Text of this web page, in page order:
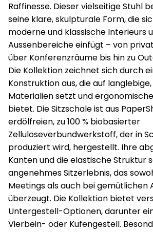
Raffinesse. Dieser vielseitige Stuhl
seine klare, skulpturale Form, die
moderne und klassische Interieurs
Aussenbereiche einfügt – von
über Konferenzräume bis hin zu
Die Kollektion zeichnet sich durch
Konstruktion aus, die auf
Materialien setzt und
bietet. Die Sitzschale ist aus
erdölfreien, zu 100 % biobasierter
Zelluloseverbundwerkstoff, der in
produziert wird, hergestellt. Ihre
Kanten und die elastische Struktur
angenehmes Sitzerlebnis, das
Meetings als auch bei gemütlichen
überzeugt. Die Kollektion bietet
Untergestell-Optionen, darunter
Vierbein- oder Kufengestell.